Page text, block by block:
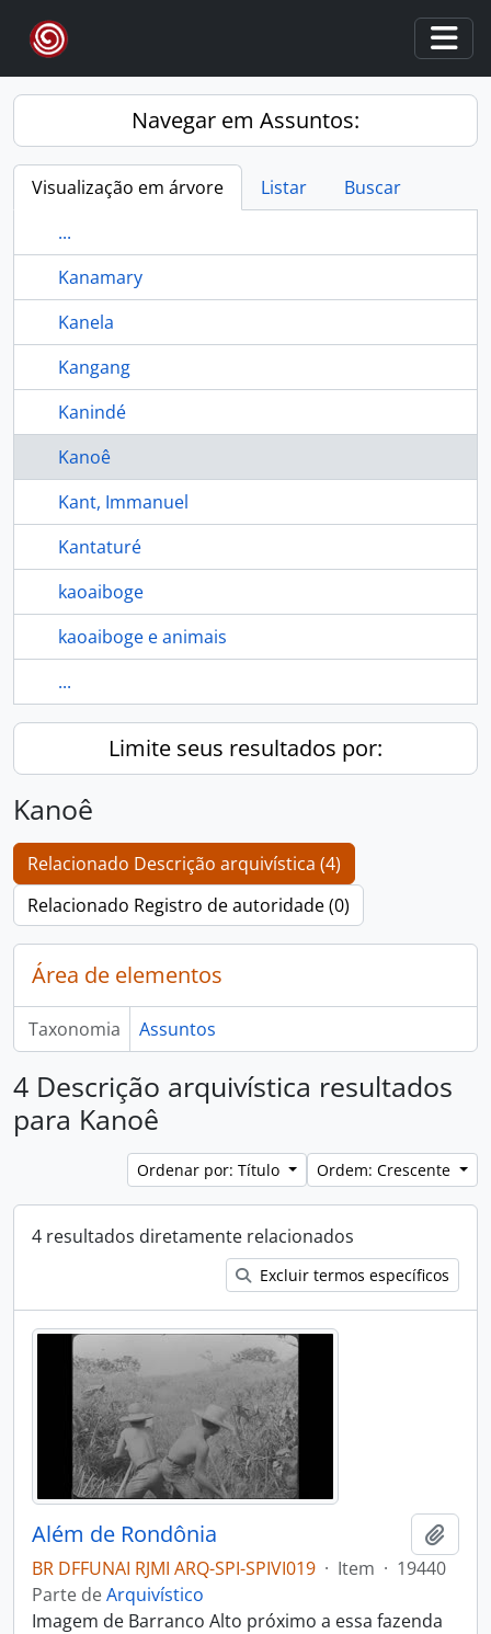
Skip to main content
Navegar em Assuntos:
Visualização em árvore Listar
Buscar
...
Kanamary
Kanela
Kangang
Kanindé
Kanoê
Kant, Immanuel
Kantaturé
kaoaiboge
kaoaiboge e animais
...
Limite seus resultados por:
Kanoê
Relacionado Descrição arquivística (4)
Relacionado Registro de autoridade (0)
Área de elementos
Taxonomia Assuntos
4 Descrição arquivística resultados
para Kanoê
Ordenar por: Título Ordem: Crescente
4 resultados diretamente relacionados
Excluir termos específicos
Além de Rondônia
BR DFFUNAI RJMI ARQ-SPI-SPIVI019 · Item · 19440
Parte deArquivístico
Imagem de Barranco Alto próximo a essa fazenda